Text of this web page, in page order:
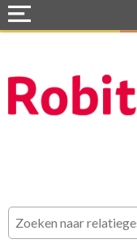
Webshops
Textiel